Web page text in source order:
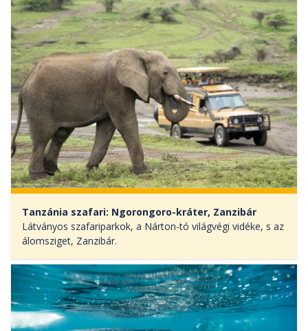
Tanzánia szafari: Ngorongoro-kráter, Zanzibár
Látványos szafariparkok, a Nárton-tó világvégi vidéke, s az
álomsziget, Zanzibár.